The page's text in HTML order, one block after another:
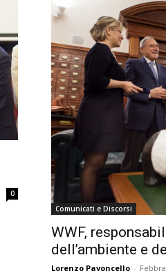
0
Comunicati e Discorsi
WWF,
dell’ambiente e
Lorenzo Pavoncello -